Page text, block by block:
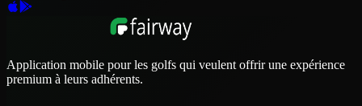
Application mobile pour les golfs qui veulent offrir une expérience
premium à leurs adhérents.